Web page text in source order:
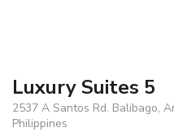
Luxury Suites 5
2537 A Santos Rd. Balibago,
Philippines